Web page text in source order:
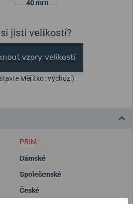
40 mm
jisti velikostí?
vzory velikostí
Měřítko: Výchozí)
PRIM
Dámské
Společenské
České